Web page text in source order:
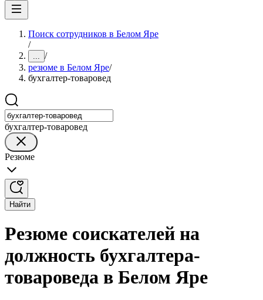
Поиск сотрудников в Белом Яре
/
... /
резюме в Белом Яре/
бухгалтер-товаровед
бухгалтер-товаровед
Резюме
Найти
Резюме соискателей на
должность бухгалтера-
товароведа в Белом Яре